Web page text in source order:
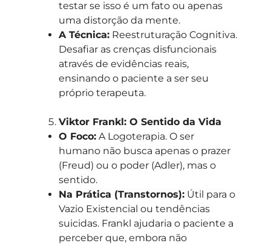
testar se isso é um fato ou apenas
uma distorção da mente.
A Técnica:Reestruturação Cognitiva.
Desafiar as crenças disfuncionais
através de evidências reais,
ensinando o paciente a ser seu
próprio terapeuta.
Viktor Frankl: O Sentido da Vida
O Foco:A Logoterapia. O ser
humano não busca apenas o prazer
(Freud) ou o poder (Adler), mas o
sentido.
Na Prática (Transtornos):Útil para o
Vazio Existencial ou tendências
suicidas. Frankl ajudaria o paciente a
perceber que, embora não